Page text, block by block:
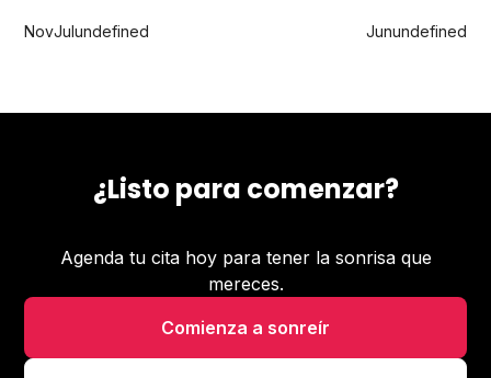
NovJulundefined Junundefined
¿Listo para comenzar?
Agenda tu cita hoy para tener la sonrisa que
mereces.
Comienza a sonreír